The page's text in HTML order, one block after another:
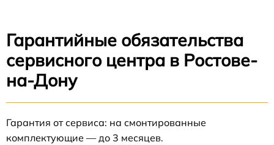
Гарантийные обязательства
сервисного центра в Ростове-
на-Дону
Гарантия от сервиса: на смонтированные
комплектующие — до 3 месяцев.